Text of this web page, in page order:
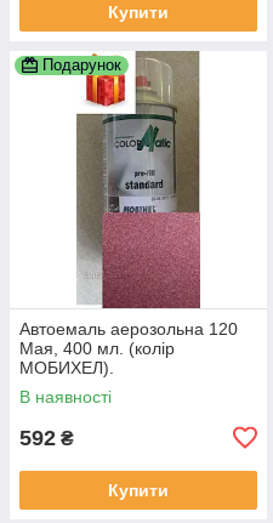
Купити
Подарунок
Автоемаль аерозольна 120
Мая, 400 мл. (колір
МОБИХЕЛ).
В наявності
592 ₴
Купити